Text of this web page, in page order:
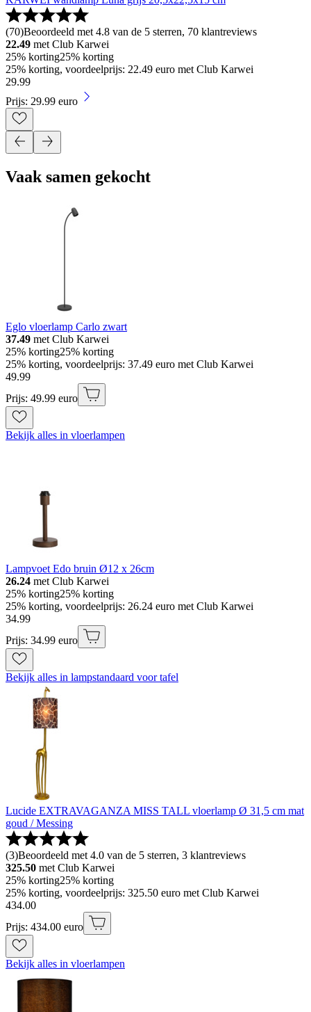
(70)Beoordeeld met 4.8 van de 5 sterren, 70 klantreviews
22.49 met Club Karwei
25% korting25% korting
25% korting, voordeelprijs: 22.49 euro met Club Karwei
29.99
Prijs: 29.99 euro
Vaak samen gekocht
Eglo vloerlamp Carlo zwart
37.49 met Club Karwei
25% korting25% korting
25% korting, voordeelprijs: 37.49 euro met Club Karwei
49.99
Prijs: 49.99 euro
Bekijk alles in vloerlampen
Lampvoet Edo bruin Ø12 x 26cm
26.24 met Club Karwei
25% korting25% korting
25% korting, voordeelprijs: 26.24 euro met Club Karwei
34.99
Prijs: 34.99 euro
Bekijk alles in lampstandaard voor tafel
Lucide EXTRAVAGANZA MISS TALL vloerlamp Ø 31,5 cm mat
goud / Messing
(3)Beoordeeld met 4.0 van de 5 sterren, 3 klantreviews
325.50 met Club Karwei
25% korting25% korting
25% korting, voordeelprijs: 325.50 euro met Club Karwei
434.00
Prijs: 434.00 euro
Bekijk alles in vloerlampen